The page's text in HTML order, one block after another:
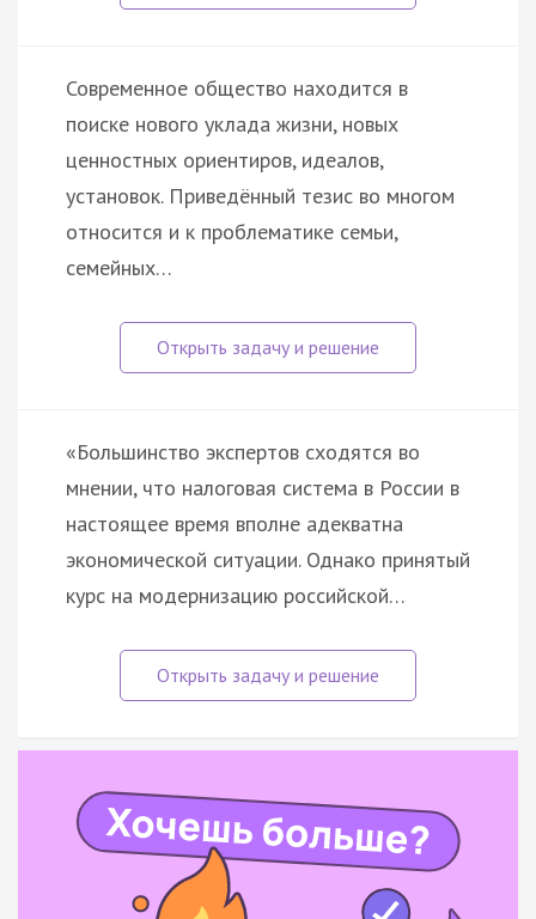
Современное общество находится в
поиске нового уклада жизни, новых
ценностных ориентиров, идеалов,
установок. Приведённый тезис во многом
относится и к проблематике семьи,
семейных…
«Большинство экспертов сходятся во
мнении, что налоговая система в России в
настоящее время вполне адекватна
экономической ситуации. Однако принятый
курс на модернизацию российской…